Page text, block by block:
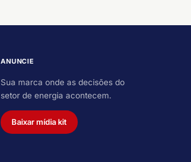
ANUNCIE
Sua marca onde as decisões do
setor de energia acontecem.
Baixar mídia kit